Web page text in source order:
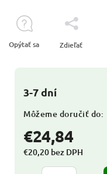
€24,84
€20,20 bez DPH
3-7 dní
Môžeme doručiť do:
Opýtať sa Zdieľať